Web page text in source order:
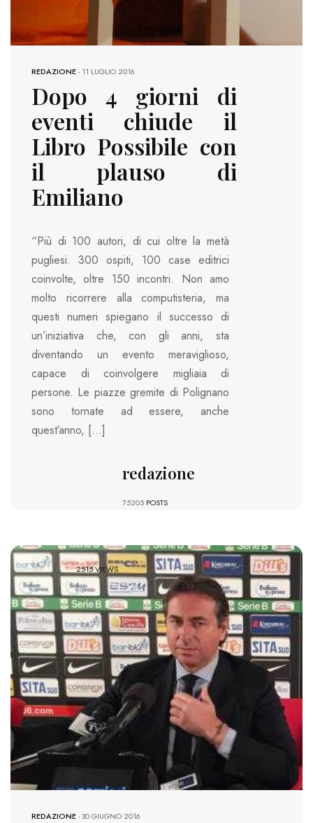
REDAZIONE-11 LUGLIO 2016
Dopo 4 giorni di
eventi chiude il
Libro Possibile con
il plauso di
Emiliano
“Più di 100 autori, di cui oltre la metà
pugliesi. 300 ospiti, 100 case editrici
coinvolte, oltre 150 incontri. Non amo
molto ricorrere alla computisteria, ma
questi numeri spiegano il successo di
un’iniziativa che, con gli anni, sta
diventando un evento meraviglioso,
capace di coinvolgere migliaia di
persone. Le piazze gremite di Polignano
sono tornate ad essere, anche
quest’anno, […]
redazione
75205 POSTS
2515 VIEWS
REDAZIONE-30 GIUGNO 2016